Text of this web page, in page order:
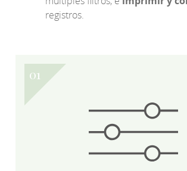
registros.